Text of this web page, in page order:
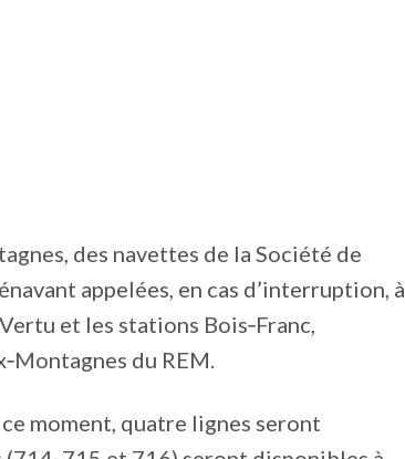
des navettes de la Société de
appelées, en cas d’interruption, à
et les stations Bois‑Franc,
du REM.
moment, quatre lignes seront